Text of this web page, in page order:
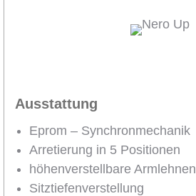
Ausstattung
Eprom – Synchronmechanik
Arretierung in 5 Positionen
höhenverstellbare Armlehnen
Sitztiefenverstellung